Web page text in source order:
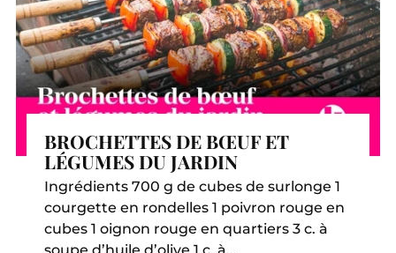
BROCHETTES DE BŒUF ET
LÉGUMES DU JARDIN
Ingrédients 700 g de cubes de surlonge 1
courgette en rondelles 1 poivron rouge en
cubes 1 oignon rouge en quartiers 3 c. à
soupe d’huile d’olive 1 c. à...